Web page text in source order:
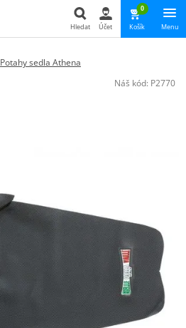
Hledat Účet
0
Košík Menu
Potahy sedla Athena
Náš kód: P2770